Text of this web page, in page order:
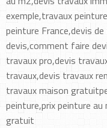
exemple,travaux
peinture France,devis
devis,comment faire
travaux pro,devis
travaux,devis travaux
travaux maison
peinture,prix peinture
gratuit